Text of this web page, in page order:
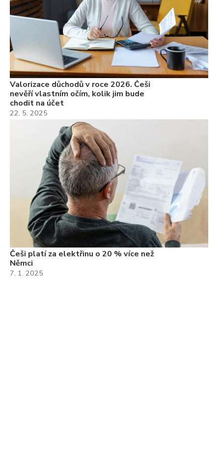
Valorizace důchodů v roce 2026. Češi
nevěří vlastním očím, kolik jim bude
chodit na účet
22. 5. 2025
Češi platí za elektřinu o 20 % více než
Němci
7. 1. 2025